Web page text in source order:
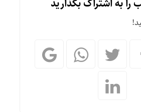
را به اشتراک بگذارید